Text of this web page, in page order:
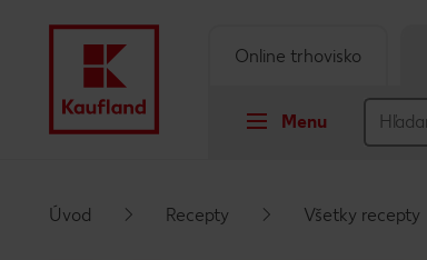
Menu
Online trhovisko
Úvod Recepty Všetky recepty